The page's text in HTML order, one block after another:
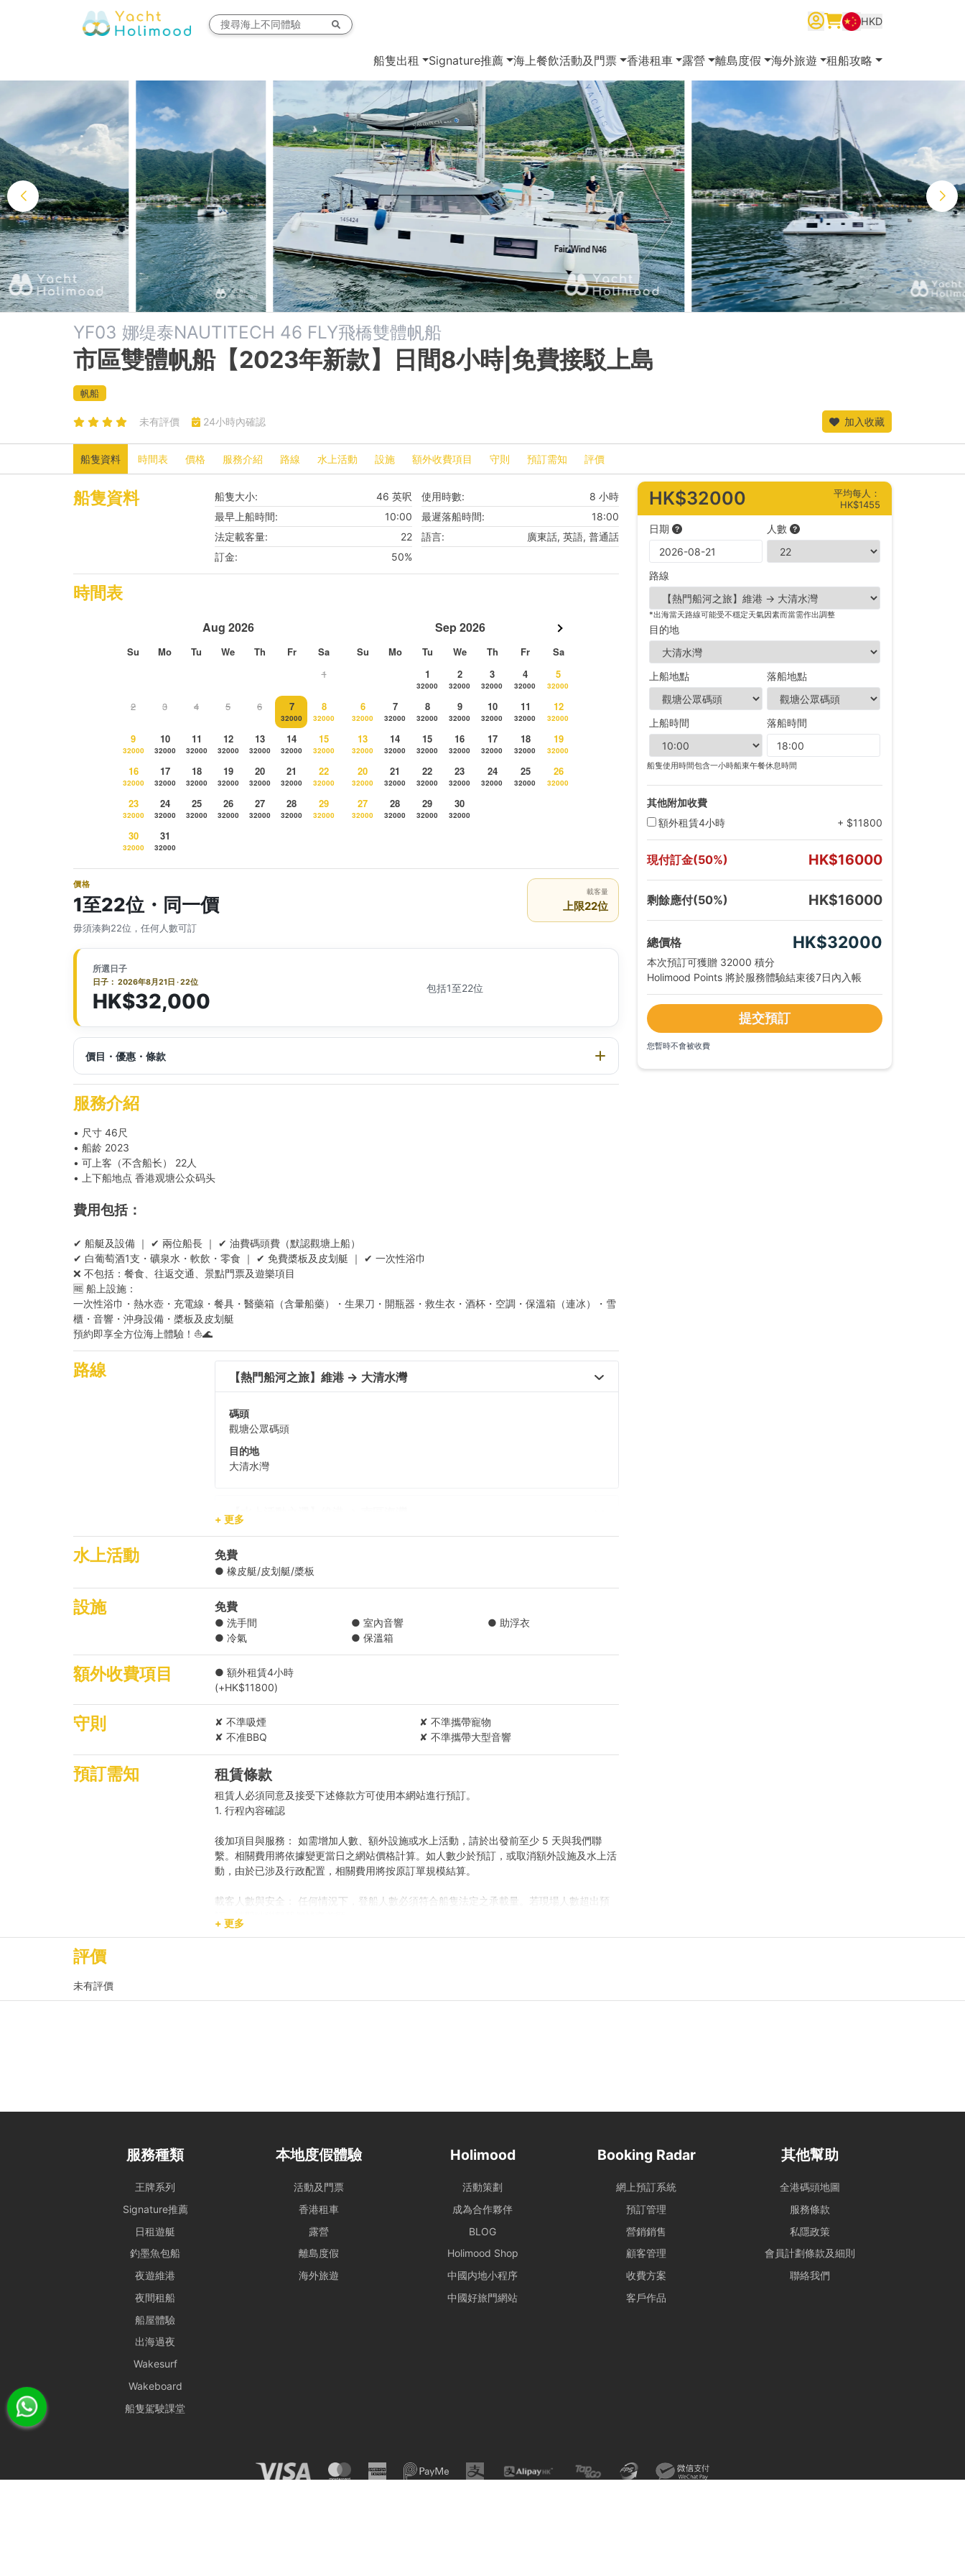
HKD
船隻出租 Signature推薦 海上餐飲活動及門票 香港租車 露營 離島度假 海外旅遊 租船攻略
YF03 娜缇泰NAUTITECH 46 FLY飛橋雙體帆船
市區雙體帆船【2023年新款】日間8小時|免費接駁上島
帆船
未有評價 24小時內確認 加入收藏
船隻資料 時間表 價格 服務介紹 路線 水上活動 設施 額外收費項目 守則 預訂需知 評價
船隻資料 船隻大小: 46 英呎 使用時數:
8 小時
最早上船時間:
10:00 最遲落船時間:
18:00
法定載客量:
22 語言:
廣東話, 英語, 普通話
訂金:
50%
時間表
Aug 2026
Su Mo Tu We Th Fr
Sa
1
2 3 4 5 6 7
32000
8
32000
9
32000
10
32000
11
32000
12
32000
13
32000
14
32000
15
32000
16
32000
17
32000
18
32000
19
32000
20
32000
21
32000
22
32000
23
32000
24
32000
25
32000
26
32000
27
32000
28
32000
29
32000
30
32000
31
32000
Sep 2026
Su Mo Tu We Th Fr
Sa
1
32000
2
32000
3
32000
4
32000
5
32000
6
32000
7
32000
8
32000
9
32000
10
32000
11
32000
12
32000
13
32000
14
32000
15
32000
16
32000
17
32000
18
32000
19
32000
20
32000
21
32000
22
32000
23
32000
24
32000
25
32000
26
32000
27
32000
28
32000
29
32000
30
32000
價格
1至22位・同一價
毋須湊夠22位，任何人數可訂
載客量
上限22位
所選日子
日子： 2026年8月21日 · 22位
HK$32,000
包括1至22位
價目・優惠・條款
服務介紹
• 尺寸 46尺
• 船龄 2023
• 可上客（不含船长） 22人
• 上下船地点 香港观塘公众码头
費用包括：
✔ 船艇及設備 ｜ ✔ 兩位船長 ｜ ✔ 油費碼頭費（默認觀塘上船）
✔ 白葡萄酒1支・礦泉水・軟飲・零食 ｜ ✔ 免費槳板及皮划艇 ｜ ✔ 一次性浴巾
❌ 不包括：餐食、往返交通、景點門票及遊樂項目
🆓 船上設施：
一次性浴巾・熱水壺・充電線・餐具・醫藥箱（含暈船藥）・生果刀・開瓶器・救生衣・酒杯・空調・保溫箱（連冰）・雪
櫃・音響・沖身設備・槳板及皮划艇
預約即享全方位海上體驗！⛵🌊
路線 【熱門船河之旅】維港 → 大清水灣
碼頭
觀塘公眾碼頭
目的地
大清水灣
【水上活動之選】維港 → 南區海灣
【短程船河之旅】西貢 → 西貢海灣 (滘西灣以內) +HK$8000
+ 更多
水上活動 免費
● 橡皮艇/皮划艇/槳板
設施 免費
● 洗手間 ● 室內音響
● 助浮衣
● 冷氣
● 保溫箱
額外收費項目
● 額外租賃4小時
(+HK$11800)
守則 ✘ 不準吸煙
✘ 不準攜帶寵物
✘ 不准BBQ
✘ 不準攜帶大型音響
預訂需知 租賃條款
租賃人必須同意及接受下述條款方可使用本網站進行預訂。
1. 行程內容確認
後加項目與服務： 如需增加人數、額外設施或水上活動，請於出發前至少 5 天與我們聯
繫。相關費用將依據變更當日之網站價格計算。如人數少於預訂，或取消額外設施及水上活
動，由於已涉及行政配置，相關費用將按原訂單規模結算。
載客人數與安全： 任何情況下，登船人數必須符合船隻法定之承載量。若現場人數超出預
訂，請即時聯繫我們補齊差額。
3. 航行安全與守則
乘客根據需求自行安排額外個人保險。
環境與財物維護： 為了您的個人安全，請避免從船隻上層跳水或於夜間游泳。個人財物請
自行妥善保管，Holimood及船東將不予負責，如有需要，可替乘客尋求警方的幫助。
設施損壞與賠償責任： 租賃期間，如船上任何設備、器具、裝置或其他財物遭到損壞或損
毀、偷竊或被移走，租賃人須負擔相關之修理、修復或重新購置費用。
合法行為保障： 所有行程均需符合當地法規。如遇違規行為或攜帶違禁品，船東將優先配
合執法以維護雙方聲譽，並保留即時調整行程之權力。
租船期間，如有任何設備、器具、裝置或其他財物遭到損壞或損毀（正常損耗除外）、偷竊
為基礎。船東保留一切啟航與否以及決定路線行程之權力。
- 在下列情況下，船期將維持正常，恕不退款：
+ 更多
HK$32000
平均每人：
HK$1455
日期 人數
路線
*出海當天路線可能受不穩定天氣因素而當需作出調整
目的地
上船地點 落船地點
上船時間 落船時間
船隻使用時間包含一小時船東午餐休息時間
其他附加收費
額外租賃4小時
+ $11800
現付訂金(50%) HK$16000
剩餘應付(50%) HK$16000
總價格 HK$32000
本次預訂可獲贈 32000 積分
Holimood Points 將於服務體驗結束後7日內入帳
提交預訂
您暫時不會被收費
評價
未有評價
服務種類
王牌系列
Signature推薦
日租遊艇
釣墨魚包船
夜遊維港
夜間租船
船屋體驗
出海過夜
Wakesurf
Wakeboard
船隻駕駛課堂
本地度假體驗
活動及門票
香港租車
露營
離島度假
海外旅遊
Holimood
活動策劃
成為合作夥伴
BLOG
Holimood Shop
中國内地小程序
中國好旅門網站
Booking Radar
網上預訂系統
預訂管理
營銷銷售
顧客管理
收費方案
客戶作品
其他幫助
全港碼頭地圖
服務條款
私隱政策
會員計劃條款及細則
聯絡我們